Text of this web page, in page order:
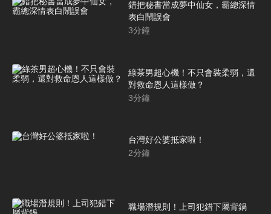
錯把秘書當成夢中仙女，霸總深情
表白鬧誤會
3分鐘
綠茶男超心機！不只會裝柔弱，還
對救命恩人這樣做？
3分鐘
台灣好公婆抵家啦！
2分鐘
職場潛規則！上司犯錯下屬背鍋